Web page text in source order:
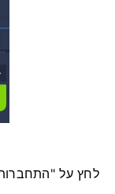
לחץ על